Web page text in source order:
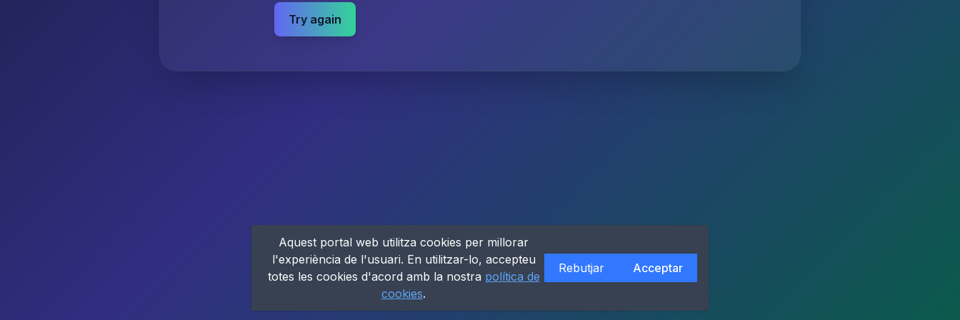
Try again
Aquest portal web utilitza cookies per millorar
l'experiència de l'usuari. En utilitzar-lo, accepteu
totes les cookies d'acord amb la nostra política de
cookies.
Rebutjar Acceptar